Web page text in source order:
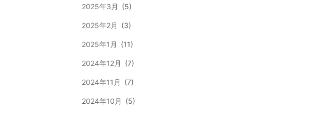
2025年3月 (5)
2025年2月 (3)
2025年1月 (11)
2024年12月 (7)
2024年11月 (7)
2024年10月 (5)